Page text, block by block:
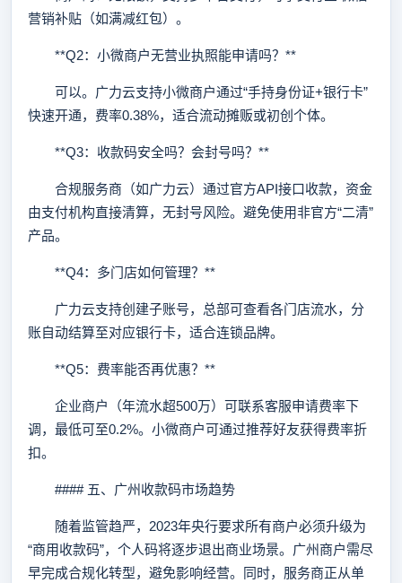
营销补贴（如满减红包）。
**Q2：小微商户无营业执照能申请吗？**
可以。广力云支持小微商户通过“手持身份证+银行卡”
快速开通，费率0.38%，适合流动摊贩或初创个体。
**Q3：收款码安全吗？会封号吗？**
合规服务商（如广力云）通过官方API接口收款，资金
由支付机构直接清算，无封号风险。避免使用非官方“二清”
产品。
**Q4：多门店如何管理？**
广力云支持创建子账号，总部可查看各门店流水，分
账自动结算至对应银行卡，适合连锁品牌。
**Q5：费率能否再优惠？**
企业商户（年流水超500万）可联系客服申请费率下
调，最低可至0.2%。小微商户可通过推荐好友获得费率折
扣。
#### 五、广州收款码市场趋势
随着监管趋严，2023年央行要求所有商户必须升级为
“商用收款码”，个人码将逐步退出商业场景。广州商户需尽
早完成合规化转型，避免影响经营。同时，服务商正从单